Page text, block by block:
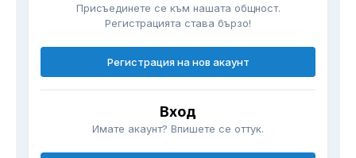
Присъединете се към нашата общност.
Регистрацията става бързо!
Регистрация на нов акаунт
Вход
Имате акаунт? Впишете се оттук.